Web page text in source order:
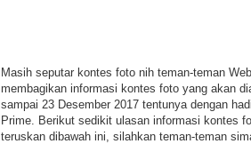
Masih seputar kontes foto nih teman-teman
membagikan informasi kontes foto yang akan
sampai 23 Desember 2017 tentunya dengan
Prime. Berikut sedikit ulasan informasi kontes
teruskan dibawah ini, silahkan teman-teman